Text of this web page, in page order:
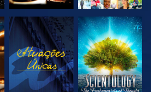
VER
EXPLORAR A
SÉRIE